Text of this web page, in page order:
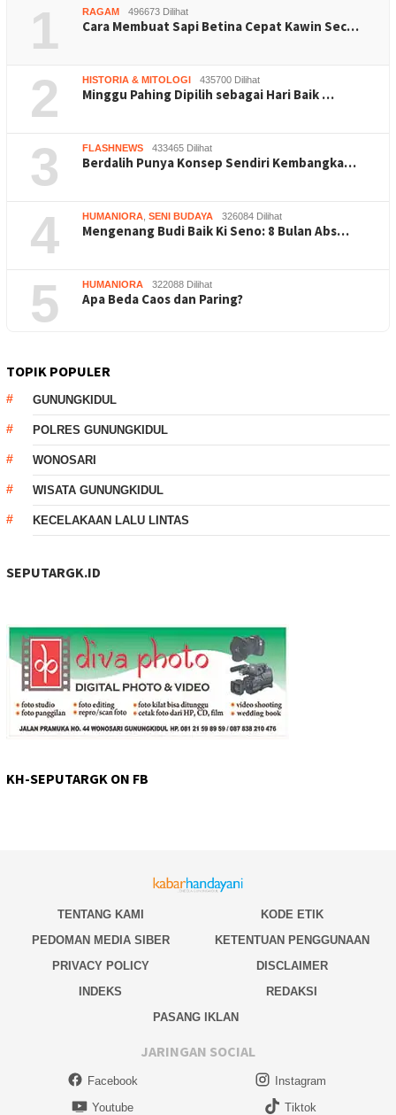
1 RAGAM 496673 Dilihat
Cara Membuat Sapi Betina Cepat Kawin Sec…
2 HISTORIA & MITOLOGI 435700 Dilihat
Minggu Pahing Dipilih sebagai Hari Baik …
3 FLASHNEWS 433465 Dilihat
Berdalih Punya Konsep Sendiri Kembangka…
4 HUMANIORA SENI BUDAYA 326084 Dilihat
Mengenang Budi Baik Ki Seno: 8 Bulan Abs…
5 HUMANIORA 322088 Dilihat
Apa Beda Caos dan Paring?
TOPIK POPULER
GUNUNGKIDUL
POLRES GUNUNGKIDUL
WONOSARI
WISATA GUNUNGKIDUL
KECELAKAAN LALU LINTAS
SEPUTARGK.ID
KH-SEPUTARGK ON FB
TENTANG KAMI
KODE ETIK
PEDOMAN MEDIA SIBER
KETENTUAN PENGGUNAAN
PRIVACY POLICY
DISCLAIMER
INDEKS
REDAKSI
PASANG IKLAN
JARINGAN SOCIAL
Facebook
Instagram
Youtube
Tiktok